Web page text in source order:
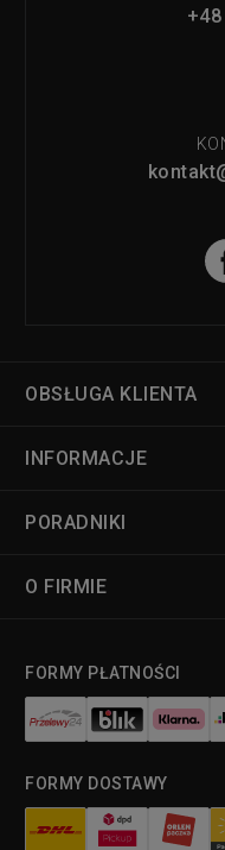
OBSŁUGA KLIENTA
INFORMACJE
PORADNIKI
O FIRMIE
FORMY PŁATNOŚCI
FORMY DOSTAWY